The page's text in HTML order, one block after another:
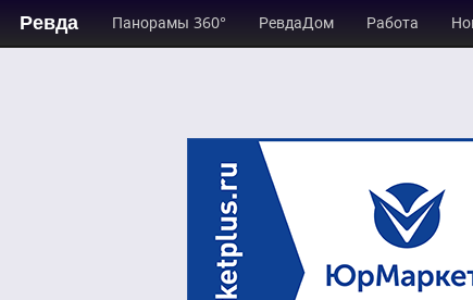
Ревда Панорамы 360° РевдаДом Работа